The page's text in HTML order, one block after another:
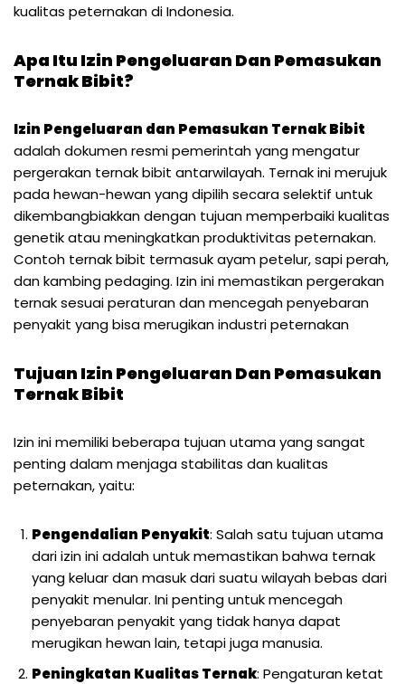
kualitas peternakan di Indonesia.
Apa Itu Izin Pengeluaran Dan Pemasukan
Ternak Bibit?
Izin Pengeluaran dan Pemasukan Ternak Bibit
adalah dokumen resmi pemerintah yang mengatur
pergerakan ternak bibit antarwilayah. Ternak ini merujuk
pada hewan-hewan yang dipilih secara selektif untuk
dikembangbiakkan dengan tujuan memperbaiki kualitas
genetik atau meningkatkan produktivitas peternakan.
Contoh ternak bibit termasuk ayam petelur, sapi perah,
dan kambing pedaging. Izin ini memastikan pergerakan
ternak sesuai peraturan dan mencegah penyebaran
penyakit yang bisa merugikan industri peternakan
Tujuan Izin Pengeluaran Dan Pemasukan
Ternak Bibit
Izin ini memiliki beberapa tujuan utama yang sangat
penting dalam menjaga stabilitas dan kualitas
peternakan, yaitu:
Pengendalian Penyakit: Salah satu tujuan utama
dari izin ini adalah untuk memastikan bahwa ternak
yang keluar dan masuk dari suatu wilayah bebas dari
penyakit menular. Ini penting untuk mencegah
penyebaran penyakit yang tidak hanya dapat
merugikan hewan lain, tetapi juga manusia.
Peningkatan Kualitas Ternak: Pengaturan ketat